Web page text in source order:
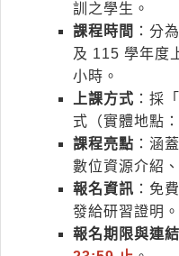
訓之學生。
課程時間 ：分
及 115 學年度
小時。
上課方式 ：採
式（實體地點
課程亮點 ：涵
數位資源介紹
報名資訊 ：免
發給研習證明。
報名期限與連結